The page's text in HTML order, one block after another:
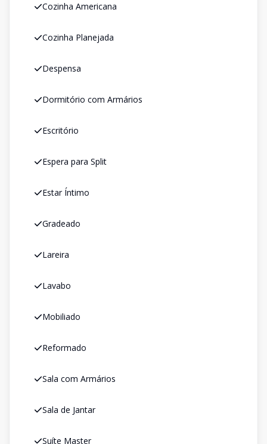
Cozinha Americana
Cozinha Planejada
Despensa
Dormitório com Armários
Escritório
Espera para Split
Estar Íntimo
Gradeado
Lareira
Lavabo
Mobiliado
Reformado
Sala com Armários
Sala de Jantar
Suíte Master